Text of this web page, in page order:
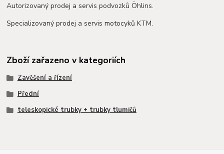
Autorizovaný prodej a servis podvozků Öhlins.
Specializovaný prodej a servis motocyků KTM.
Zboží zařazeno v kategoriích
Zavěšení a řízení
Přední
teleskopické trubky + trubky tlumičů